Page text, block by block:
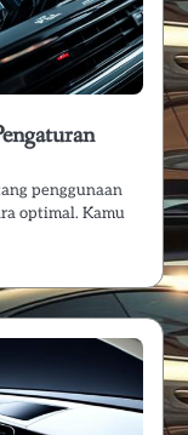
penggunaan
optimal. Kamu